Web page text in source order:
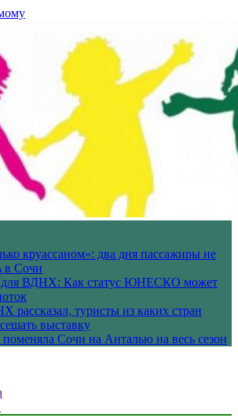
круассаном»: два дня пассажиры не
в Сочи
для ВДНХ: Как статус ЮНЕСКО может
рассказал, туристы из каких стран
выставку
поменяла Сочи на Анталью на весь сезон